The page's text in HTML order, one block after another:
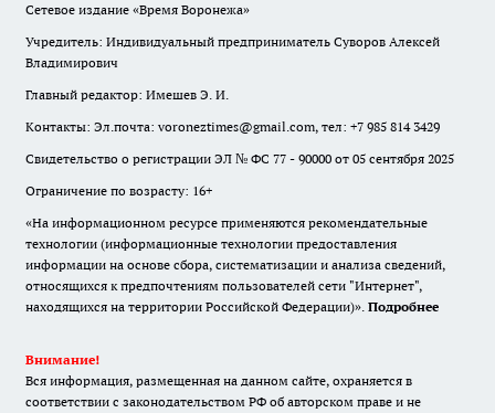
Сетевое издание «Время Воронежа»
Учредитель: Индивидуальный предприниматель Суворов Алексей
Владимирович
Главный редактор: Имешев Э. И.
Контакты: Эл.почта: voroneztimes@gmail.com, тел: +7 985 814 3429
Свидетельство о регистрации ЭЛ № ФС 77 - 90000 от 05 сентября 2025
Ограничение по возрасту: 16+
«На информационном ресурсе применяются рекомендательные
технологии (информационные технологии предоставления
информации на основе сбора, систематизации и анализа сведений,
относящихся к предпочтениям пользователей сети "Интернет",
находящихся на территории Российской Федерации)». Подробнее
Внимание!
Вся информация, размещенная на данном сайте, охраняется в
соответствии с законодательством РФ об авторском праве и не